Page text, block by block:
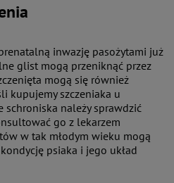
inwazję pasożytami już
glist mogą przeniknąć przez
mogą się również
kupujemy szczeniaka u
należy sprawdzić
go z lekarzem
w tak młodym wieku mogą
psiaka i jego układ